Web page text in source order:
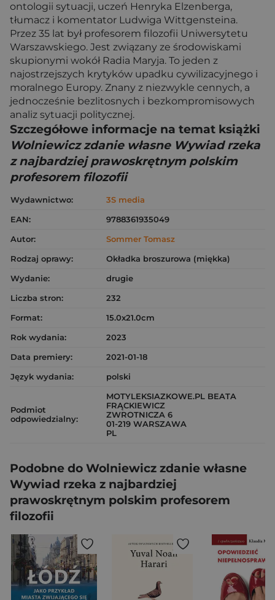
ontologii sytuacji, uczeń Henryka Elzenberga,
tłumacz i komentator Ludwiga Wittgensteina.
Przez 35 lat był profesorem filozofii Uniwersytetu
Warszawskiego. Jest związany ze środowiskami
skupionymi wokół Radia Maryja. To jeden z
najostrzejszych krytyków upadku cywilizacyjnego i
moralnego Europy. Znany z niezwykle cennych, a
jednocześnie bezlitosnych i bezkompromisowych
analiz sytuacji politycznej.
Szczegółowe informacje na temat książki
Wolniewicz zdanie własne Wywiad rzeka
z najbardziej prawoskrętnym polskim
profesorem filozofii
Wydawnictwo:
3S media
EAN:
9788361935049
Autor:
Sommer Tomasz
Rodzaj oprawy:
Okładka broszurowa (miękka)
Wydanie:
drugie
Liczba stron:
232
Format:
15.0x21.0cm
Rok wydania:
2023
Data premiery:
2021-01-18
Język wydania:
polski
Podmiot
odpowiedzialny:
MOTYLEKSIAZKOWE.PL BEATA
FRĄCKIEWICZ
ZWROTNICZA 6
01-219 WARSZAWA
PL
Podobne do Wolniewicz zdanie własne
Wywiad rzeka z najbardziej
prawoskrętnym polskim profesorem
filozofii